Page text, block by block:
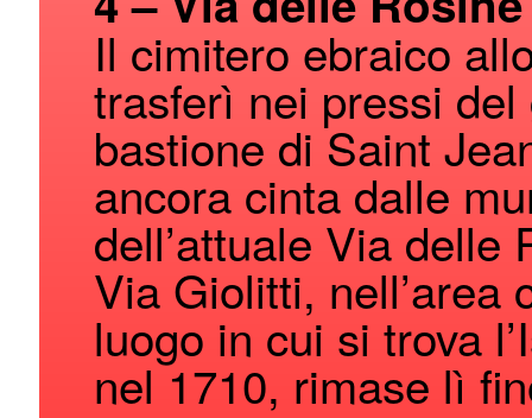
Il cimitero ebraico
trasferì nei pressi
bastione di Saint
ancora cinta dalle
dell’attuale Via delle
Via Giolitti, nell’area
luogo in cui si trova
nel 1710, rimase lì